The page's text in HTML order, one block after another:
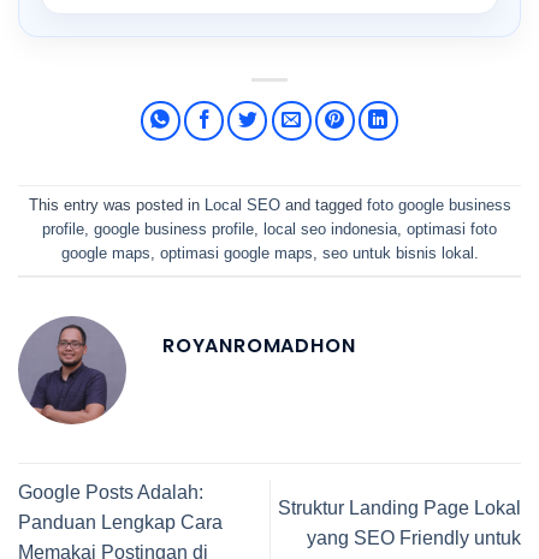
This entry was posted in Local SEOand tagged foto google business
profile, google business profile, local seo indonesia, optimasi foto
google maps, optimasi google maps, seo untuk bisnis lokal .
ROYANROMADHON
Google Posts Adalah:
Panduan Lengkap Cara
Memakai Postingan di
Struktur Landing Page Lokal
yang SEO Friendly untuk